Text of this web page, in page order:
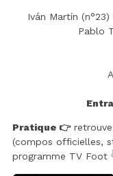
Iván Martín
Pablo
Pratique 👉
(compos officielles,
programme TV Foot